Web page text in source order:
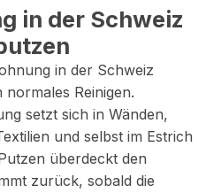
in der Schweiz
in der Schweiz
Reinigen.
setzt sich in Wänden,
und selbst im Estrich
überdeckt den
zurück, sobald die